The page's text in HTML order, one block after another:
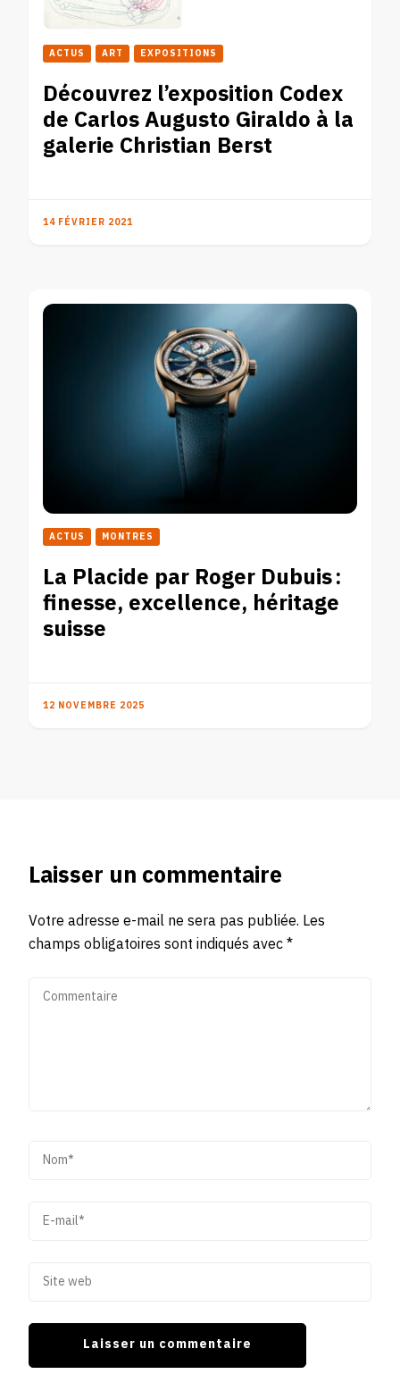
ACTUS ART EXPOSITIONS
Découvrez l’exposition Codex
de Carlos Augusto Giraldo à la
galerie Christian Berst
14 FÉVRIER 2021
ACTUS MONTRES
La Placide par Roger Dubuis :
finesse, excellence, héritage
suisse
12 NOVEMBRE 2025
Laisser un commentaire
Votre adresse e-mail ne sera pas publiée. Les
champs obligatoires sont indiqués avec*